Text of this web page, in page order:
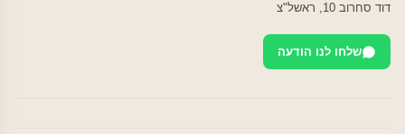
דוד סחרוב 10, ראשל"צ
שלחו לנו הודעה